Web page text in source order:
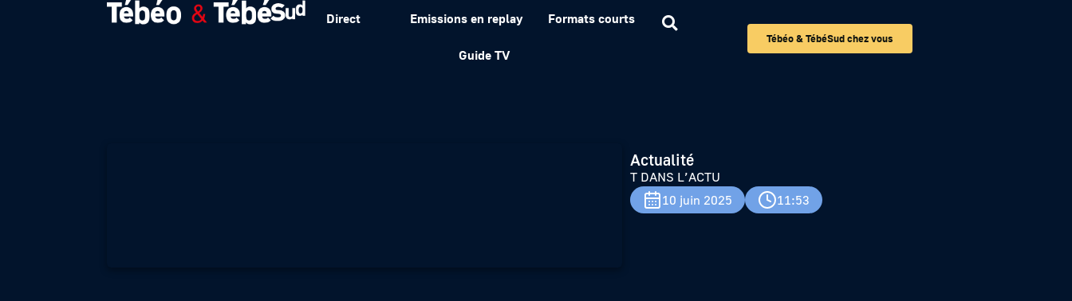
Direct Emissions en replay Formats courts
Guide TV
Tébéo & TébéSud chez vous
Actualité
T DANS L’ACTU
10 juin 2025
11:53